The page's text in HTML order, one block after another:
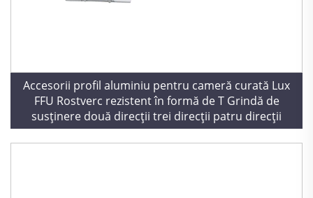
Accesorii profil aluminiu pentru cameră curată Lux
FFU Rostverc rezistent în formă de T Grindă de
susținere două direcții trei direcții patru direcții